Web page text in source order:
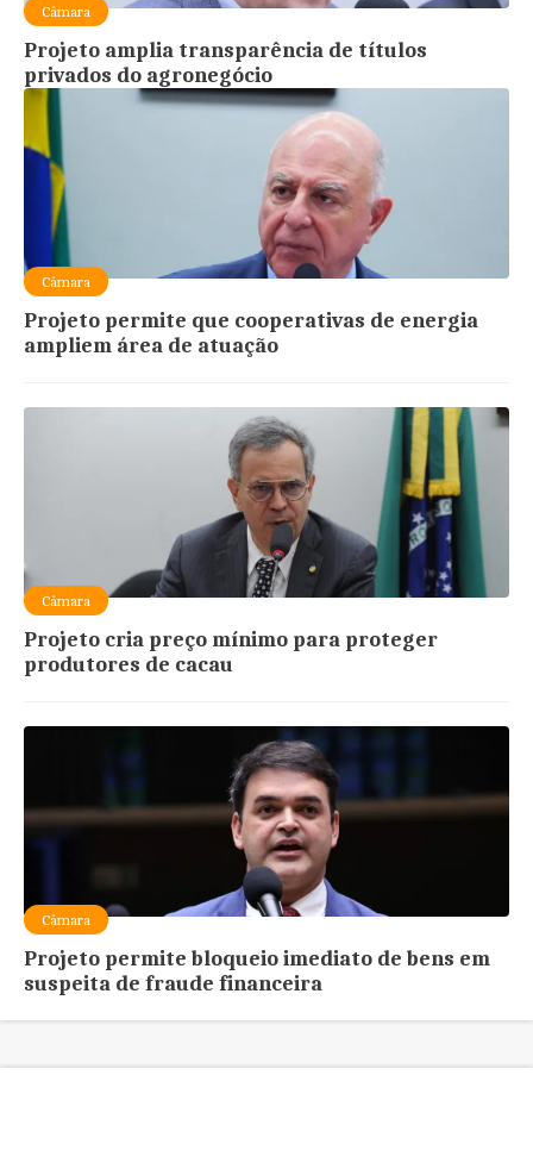
Câmara
Projeto amplia transparência de títulos
privados do agronegócio
Câmara
Projeto permite que cooperativas de energia
ampliem área de atuação
Câmara
Projeto cria preço mínimo para proteger
produtores de cacau
Câmara
Projeto permite bloqueio imediato de bens em
suspeita de fraude financeira